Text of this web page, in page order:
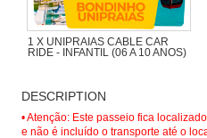
1 X UNIPRAIAS CABLE CAR
RIDE - INFANTIL (06 A 10 ANOS)
panoramic view of the city and its
beautiful beaches.
DESCRIPTION
• Atenção: Este passeio fica
e não é incluído o transporte até o